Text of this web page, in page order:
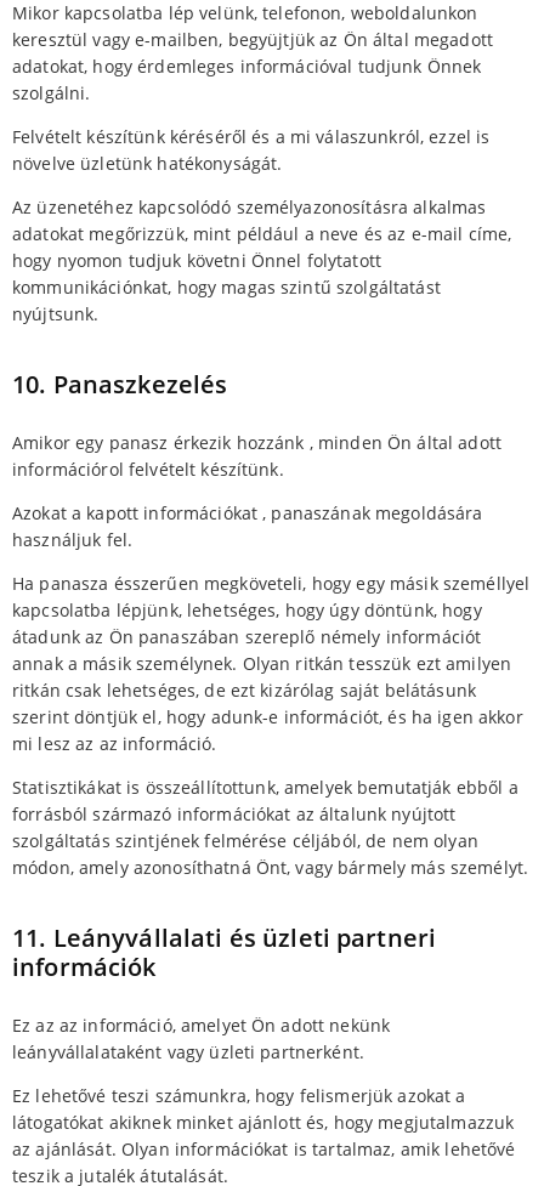
Mikor kapcsolatba lép velünk, telefonon, weboldalunkon
keresztül vagy e-mailben, begyüjtjük az Ön által megadott
adatokat, hogy érdemleges információval tudjunk Önnek
szolgálni.
Felvételt készítünk kéréséről és a mi válaszunkról, ezzel is
növelve üzletünk hatékonyságát.
Az üzenetéhez kapcsolódó személyazonosításra alkalmas
adatokat megőrizzük, mint például a neve és az e-mail címe,
hogy nyomon tudjuk követni Önnel folytatott
kommunikációnkat, hogy magas szintű szolgáltatást
nyújtsunk.
10. Panaszkezelés
Amikor egy panasz érkezik hozzánk , minden Ön által adott
információrol felvételt készítünk.
Azokat a kapott információkat , panaszának megoldására
használjuk fel.
Ha panasza ésszerűen megköveteli, hogy egy másik személlyel
kapcsolatba lépjünk, lehetséges, hogy úgy döntünk, hogy
átadunk az Ön panaszában szereplő némely információt
annak a másik személynek. Olyan ritkán tesszük ezt amilyen
ritkán csak lehetséges, de ezt kizárólag saját belátásunk
szerint döntjük el, hogy adunk-e információt, és ha igen akkor
mi lesz az az információ.
Statisztikákat is összeállítottunk, amelyek bemutatják ebből a
forrásból származó információkat az általunk nyújtott
szolgáltatás szintjének felmérése céljából, de nem olyan
módon, amely azonosíthatná Önt, vagy bármely más személyt.
11. Leányvállalati és üzleti partneri
információk
Ez az az információ, amelyet Ön adott nekünk
leányvállalataként vagy üzleti partnerként.
Ez lehetővé teszi számunkra, hogy felismerjük azokat a
látogatókat akiknek minket ajánlott és, hogy megjutalmazzuk
az ajánlását. Olyan információkat is tartalmaz, amik lehetővé
teszik a jutalék átutalását.